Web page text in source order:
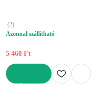
(2)
Azonnal szállítható
5 460 Ft